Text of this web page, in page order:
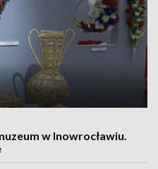
w Inowrocławiu.